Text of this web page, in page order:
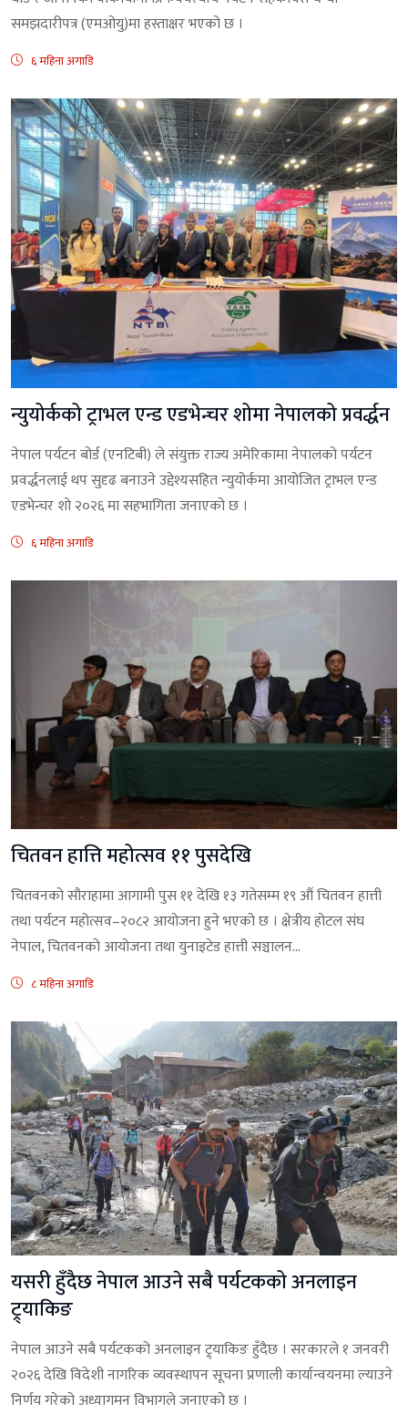
समझदारीपत्र (एमओयु)मा हस्ताक्षर भएको छ ।
६ महिना अगाडि
न्युयोर्कको ट्राभल एन्ड एडभेन्चर शोमा नेपालको प्रवर्द्धन
नेपाल पर्यटन बोर्ड (एनटिबी) ले संयुक्त राज्य अमेरिकामा नेपालको पर्यटन
प्रवर्द्धनलाई थप सुदृढ बनाउने उद्देश्यसहित न्युयोर्कमा आयोजित ट्राभल एन्ड
एडभेन्चर शो २०२६ मा सहभागिता जनाएको छ ।
६ महिना अगाडि
चितवन हात्ति महोत्सव ११ पुसदेखि
चितवनको सौराहामा आगामी पुस ११ देखि १३ गतेसम्म १९ औं चितवन हात्ती
तथा पर्यटन महोत्सव–२०८२ आयोजना हुने भएको छ । क्षेत्रीय होटल संघ
नेपाल, चितवनको आयोजना तथा युनाइटेड हात्ती सञ्चालन...
८ महिना अगाडि
यसरी हुँदैछ नेपाल आउने सबै पर्यटकको अनलाइन
ट्र्याकिङ
नेपाल आउने सबै पर्यटकको अनलाइन ट्र्याकिङ हुँदैछ । सरकारले १ जनवरी
२०२६ देखि विदेशी नागरिक व्यवस्थापन सूचना प्रणाली कार्यान्वयनमा ल्याउने
निर्णय गरेको अध्यागमन विभागले जनाएको छ ।